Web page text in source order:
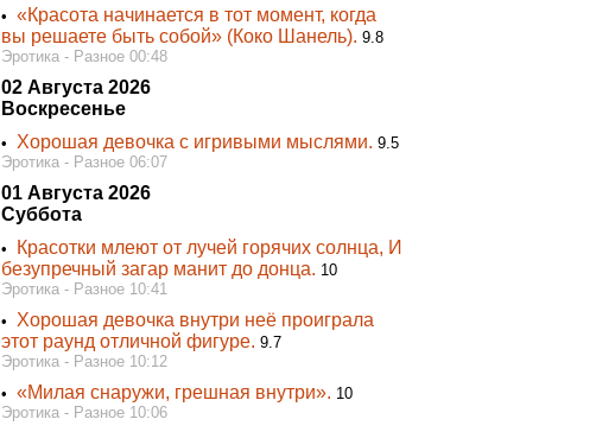
• «Красота начинается в тот момент, когда
вы решаете быть собой» (Коко Шанель). 9.8
Эротика - Разное 00:48
02 Августа 2026
Воскресенье
• Хорошая девочка с игривыми мыслями. 9.5
Эротика - Разное 06:07
01 Августа 2026
Суббота
•
Красотки млеют от лучей горячих солнца, И
безупречный загар манит до донца. 10
Эротика - Разное 10:41
• Хорошая девочка внутри неё проиграла
этот раунд отличной фигуре. 9.7
Эротика - Разное 10:12
• «Милая снаружи, грешная внутри». 10
Эротика - Разное 10:06